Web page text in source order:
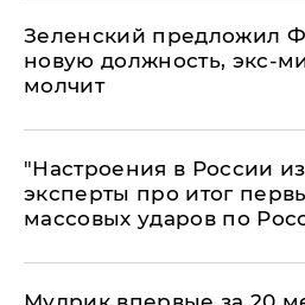
Зеленский предложил
новую должность, экс-
молчит
"Настроения в России
эксперты про итог
массовых ударов по